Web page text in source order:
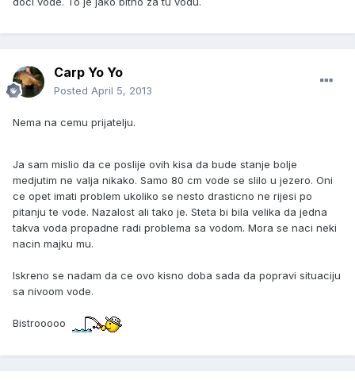
Carp Yo Yo
Posted April 5, 2013
Nema na cemu prijatelju.
Ja sam mislio da ce poslije ovih kisa da bude stanje bolje
medjutim ne valja nikako. Samo 80 cm vode se slilo u jezero. Oni
ce opet imati problem ukoliko se nesto drasticno ne rijesi po
pitanju te vode. Nazalost ali tako je. Steta bi bila velika da jedna
takva voda propadne radi problema sa vodom. Mora se naci neki
nacin majku mu.
Iskreno se nadam da ce ovo kisno doba sada da popravi situaciju
sa nivoom vode.
Bistrooooo